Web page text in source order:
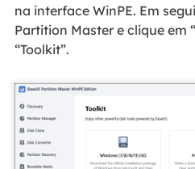
na interface WinPE. Em
Partition Master e clique em
“Toolkit”.